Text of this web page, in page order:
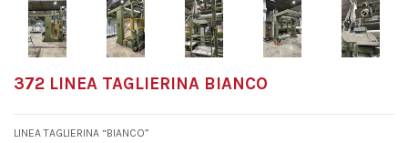
372 LINEA TAGLIERINA BIANCO
LINEA TAGLIERINA “BIANCO”